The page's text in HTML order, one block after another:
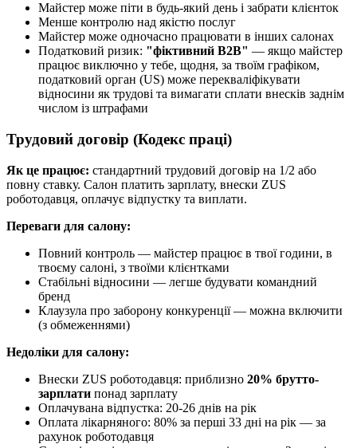
Майстер може піти в будь-який день і забрати клієнток
Менше контролю над якістю послуг
Майстер може одночасно працювати в інших салонах
Податковий ризик: "фіктивний B2B" — якщо майстер
працює виключно у тебе, щодня, за твоїм графіком,
податковий орган (US) може перекваліфікувати
відносини як трудові та вимагати сплати внесків заднім
числом із штрафами
Трудовий договір (Кодекс праці)
Як це працює: стандартний трудовий договір на 1/2 або
повну ставку. Салон платить зарплату, внески ZUS
роботодавця, оплачує відпустку та виплати.
Переваги для салону:
Повний контроль — майстер працює в твої години, в
твоєму салоні, з твоїми клієнтками
Стабільні відносини — легше будувати командний
бренд
Клаузула про заборону конкуренції — можна включити
(з обмеженнями)
Недоліки для салону:
Внески ZUS роботодавця: приблизно 20% брутто-
зарплати понад зарплату
Оплачувана відпустка: 20-26 днів на рік
Оплата лікарняного: 80% за перші 33 дні на рік — за
рахунок роботодавця